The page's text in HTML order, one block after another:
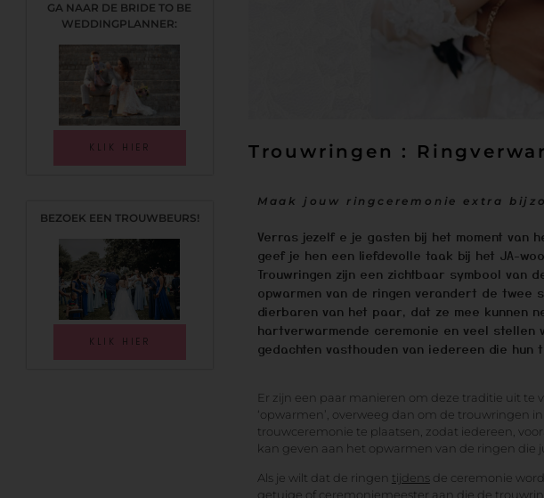
GA NAAR DE BRIDE TO BE
WEDDINGPLANNER:
KLIK HIER
BEZOEK EEN TROUWBEURS!
KLIK HIER
Trouwringen :
Maak jouw ringceremonie extra
Verras jezelf e je gasten bij het moment van
geef je hen een liefdevolle taak bij het JA-
Trouwringen zijn een zichtbaar symbool van
opwarmen van de ringen verandert de twee
dierbaren van het paar, dat ze mee kunnen
hartverwarmende ceremonie en veel stellen
gedachten vasthouden van iedereen die hun
Er zijn een paar manieren om deze traditie uit te
‘opwarmen’, overweeg dan om de trouwringen
trouwceremonie te plaatsen, zodat iedereen,
kan geven aan het opwarmen van de ringen die
Als je wilt dat de ringen tijdensde ceremonie
getuige of ceremoniemeester aan die de